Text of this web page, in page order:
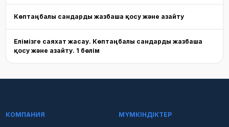
Көптаңбалы сандарды жазбаша қосу және азайту
Елімізге саяхат жасау. Көптаңбалы сандарды жазбаша
қосу және азайту. 1 бөлім
КОМПАНИЯ МҮМКІНДІКТЕР